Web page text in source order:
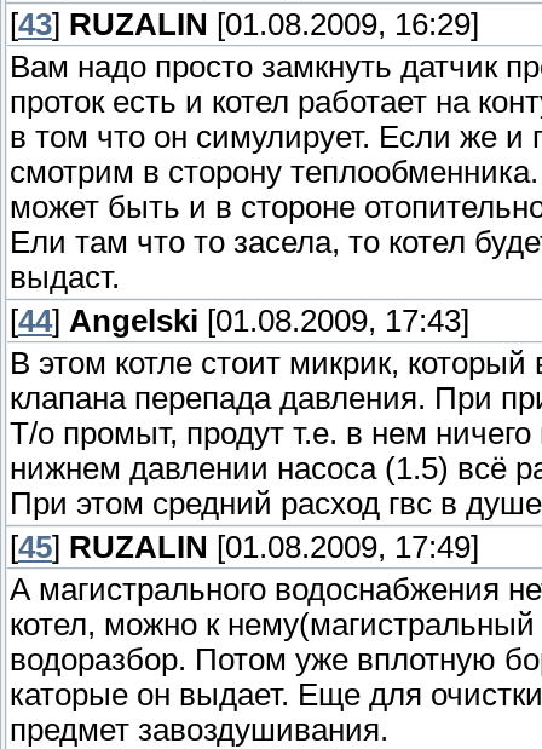
[43] RUZALIN [01.08.2009, 16:29]
Вам надо просто замкнуть датчик
проток есть и котел работает на
в том что он симулирует. Если же и
смотрим в сторону
может быть и в стороне
Ели там что то засела, то котел
выдаст.
[44] Angelski [01.08.2009, 17:43]
В этом котле стоит микрик,
клапана перепада давления. При
Т/о промыт, продут т.е. в нем
нижнем давлении насоса (1.5) всё
При этом средний расход гвс в
[45] RUZALIN [01.08.2009, 17:49]
А магистрального водоснабжения
котел, можно к
водоразбор. Потом уже вплотную
каторые он выдает. Еще для
предмет завоздушивания.